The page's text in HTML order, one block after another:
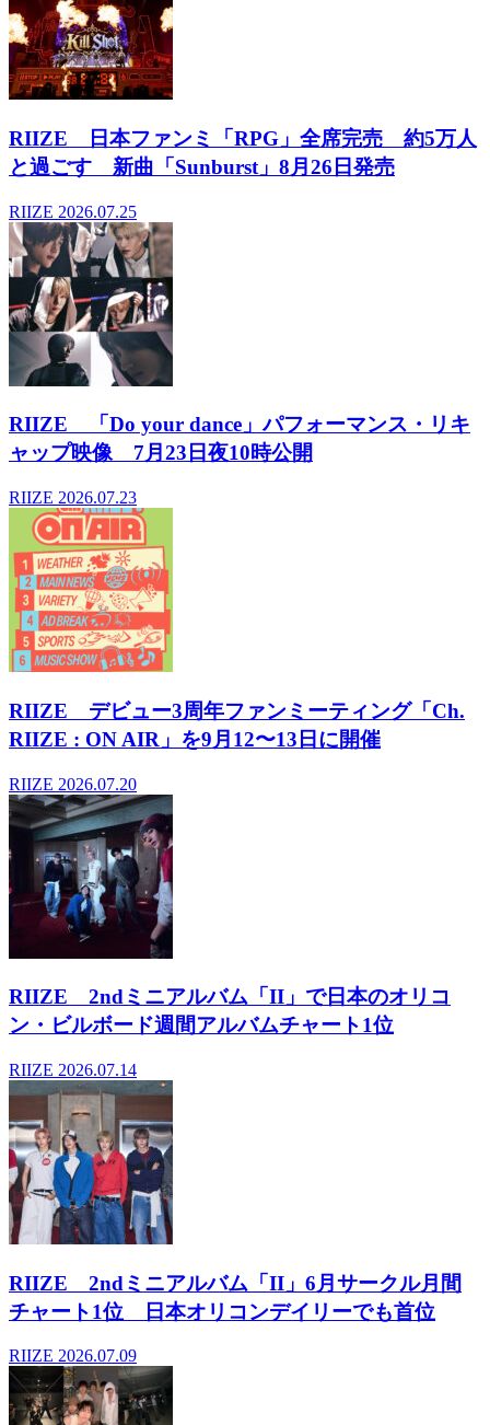
RIIZE 日本ファンミ「RPG」全席完売 約5万人
と過ごす 新曲「Sunburst」8月26日発売
RIIZE 2026.07.25
RIIZE 「Do your dance」パフォーマンス・リキ
ャップ映像 7月23日夜10時公開
RIIZE 2026.07.23
RIIZE デビュー3周年ファンミーティング「Ch.
RIIZE : ON AIR」を9月12〜13日に開催
RIIZE 2026.07.20
RIIZE 2ndミニアルバム「II」で日本のオリコ
ン・ビルボード週間アルバムチャート1位
RIIZE 2026.07.14
RIIZE 2ndミニアルバム「II」6月サークル月間
チャート1位 日本オリコンデイリーでも首位
RIIZE 2026.07.09